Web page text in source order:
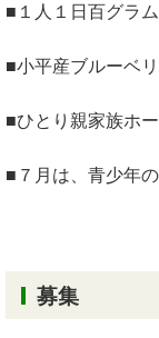
■１人１日百グラ
■小平産ブルーベ
■ひとり親家族ホ
■７月は、青少年
募集